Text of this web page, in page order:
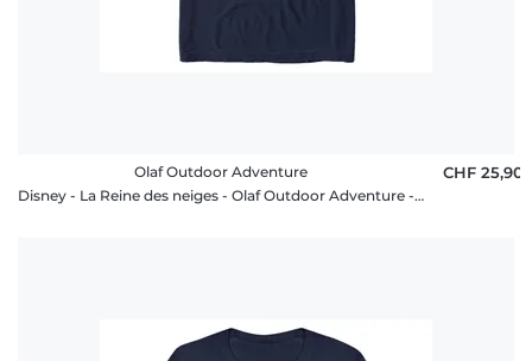
Olaf Outdoor Adventure
Disney - La Reine des neiges - Olaf Outdoor Adventure - Homme T-shirt
CHF 25,90